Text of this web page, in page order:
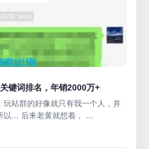
键词排名，年销2000万+
玩站群的好像就只有我一个人，并
以... 后来老黄就想着， ...